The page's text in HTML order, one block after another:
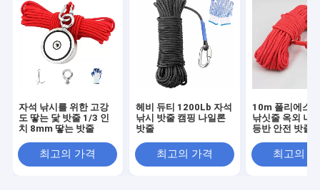
자석 낚시를 위한 고강
도 땋는 닻 밧줄 1/3 인
치 8mm 땋는 밧줄
최고의 가격
헤비 듀티 1200Lb 자석
낚시 밧줄 캠핑 나일론
밧줄
최고의 가격
10m 폴리에스
낚싯줄 옥외 나
등반 안전 밧줄
최고의